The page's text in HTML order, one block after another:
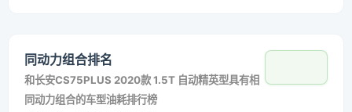
同动力组合排名
和长安CS75PLUS 2020款 1.5T 自动精英型具有相
同动力组合的车型油耗排行榜